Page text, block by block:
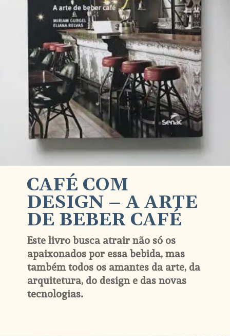
CAFÉ COM
DESIGN – A ARTE
DE BEBER CAFÉ
Este livro busca atrair não só os
apaixonados por essa bebida, mas
também todos os amantes da arte, da
arquitetura, do design e das novas
tecnologias.